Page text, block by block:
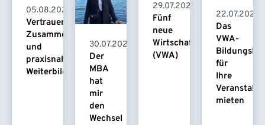
05.08.2026
Vertrauensvolle
Zusammenarbeit
und
praxisnahe
Weiterbildung
30.07.2026
Der
MBA
hat
mir
den
Wechsel
29.07.2026
Fünf
neue
Wirtschaftspsychologinnen
(VWA)
22.07.2026
Das
VWA-
für
Ihre
mieten